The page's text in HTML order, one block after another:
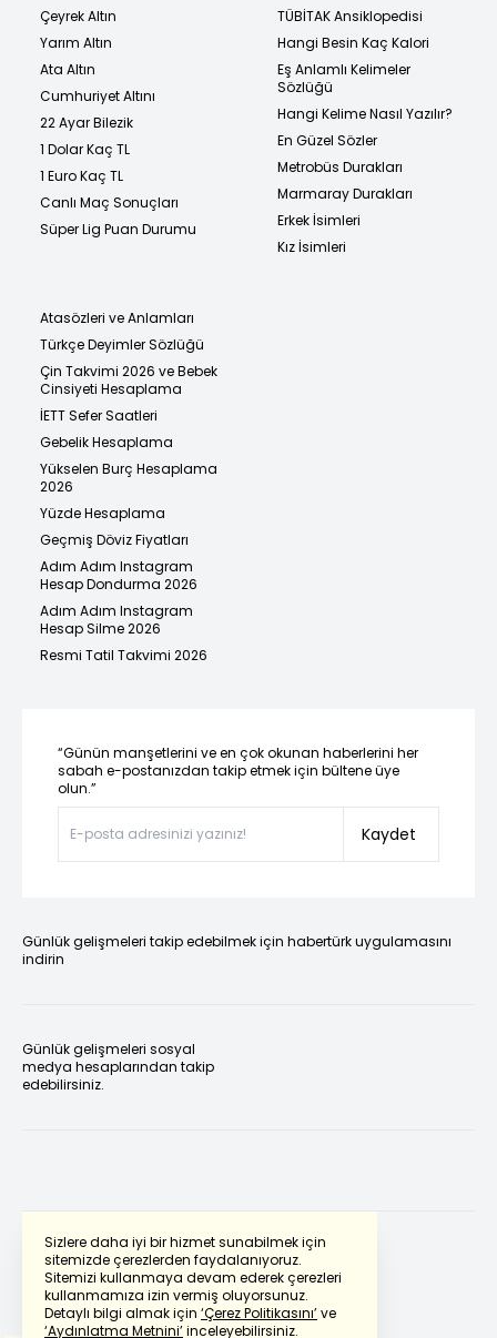
Sizlere daha iyi bir hizmet sunabilmek için
sitemizde çerezlerden faydalanıyoruz.
Sitemizi kullanmaya devam ederek çerezleri
kullanmamıza izin vermiş oluyorsunuz.
Detaylı bilgi almak için ‘Çerez Politikasını’ve
‘Aydınlatma Metnini’inceleyebilirsiniz.
Çeyrek Altın
Yarım Altın
Ata Altın
Cumhuriyet Altını
22 Ayar Bilezik
1 Dolar Kaç TL
1 Euro Kaç TL
Canlı Maç Sonuçları
Süper Lig Puan Durumu
TÜBİTAK Ansiklopedisi
Hangi Besin Kaç Kalori
Eş Anlamlı Kelimeler
Sözlüğü
Hangi Kelime Nasıl Yazılır?
En Güzel Sözler
Metrobüs Durakları
Marmaray Durakları
Erkek İsimleri
Kız İsimleri
Atasözleri ve Anlamları
Türkçe Deyimler Sözlüğü
Çin Takvimi 2026 ve Bebek
Cinsiyeti Hesaplama
İETT Sefer Saatleri
Gebelik Hesaplama
Yükselen Burç Hesaplama
2026
Yüzde Hesaplama
Geçmiş Döviz Fiyatları
Adım Adım Instagram
Hesap Dondurma 2026
Adım Adım Instagram
Hesap Silme 2026
Resmi Tatil Takvimi 2026
“Günün manşetlerini ve en çok okunan haberlerini her
sabah e-postanızdan takip etmek için bültene üye
olun.”
Kaydet
Günlük gelişmeleri takip edebilmek için habertürk uygulamasını
indirin
Günlük gelişmeleri sosyal
medya hesaplarından takip
edebilirsiniz.
Powered by Translate